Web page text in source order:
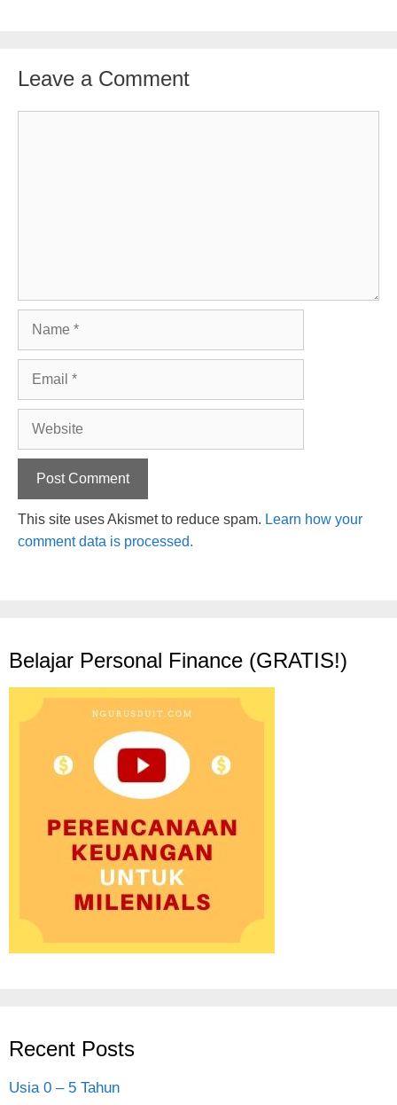
Leave a Comment
This site uses Akismet to reduce spam. Learn how your
comment data is processed.
Belajar Personal Finance (GRATIS!)
Recent Posts
Usia 0 – 5 Tahun